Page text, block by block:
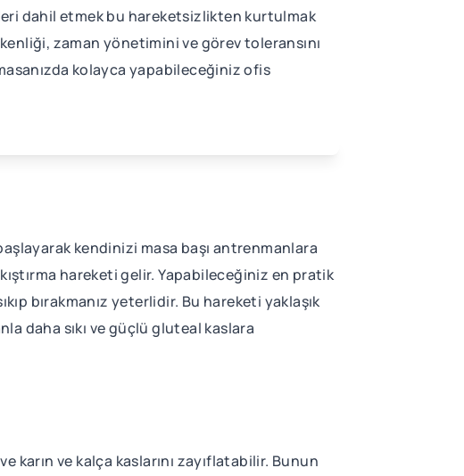
dahil etmek bu hareketsizlikten kurtulmak
zaman yönetimini ve görev toleransını
kolayca yapabileceğiniz ofis
kendinizi masa başı antrenmanlara
hareketi gelir. Yapabileceğiniz en pratik
bırakmanız yeterlidir. Bu hareketi yaklaşık
daha sıkı ve güçlü gluteal kaslara
karın ve kalça kaslarını zayıflatabilir. Bunun